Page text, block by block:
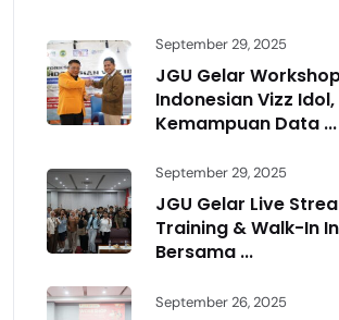
September 29, 2025
JGU Gelar
Indonesian Vizz
Kemampuan Data ...
September 29, 2025
JGU Gelar Live
Training & Walk-In
Bersama ...
September 26, 2025